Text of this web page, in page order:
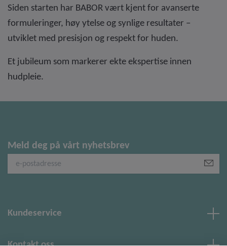
Siden starten har BABOR vært kjent for avanserte
formuleringer, høy ytelse og synlige resultater –
utviklet med presisjon og respekt for huden.
Et jubileum som markerer ekte ekspertise innen
hudpleie.
Meld deg på vårt nyhetsbrev
Kundeservice